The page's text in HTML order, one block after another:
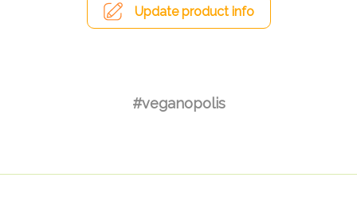
Update product info
#veganopolis